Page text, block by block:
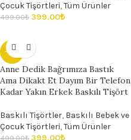
Çocuk Tişörtleri,Tüm Ürünler
499.00₺ 399.00₺
- 20%
Anne Dedik Bağrımıza Bastık
Ama Dikakt Et Dayım Bir Telefon
Kadar Yakın Erkek Baskılı Tişört
Baskılı Tişörtler, Baskılı Bebek ve
Çocuk Tişörtleri,Tüm Ürünler
499.00₺ 399.00₺